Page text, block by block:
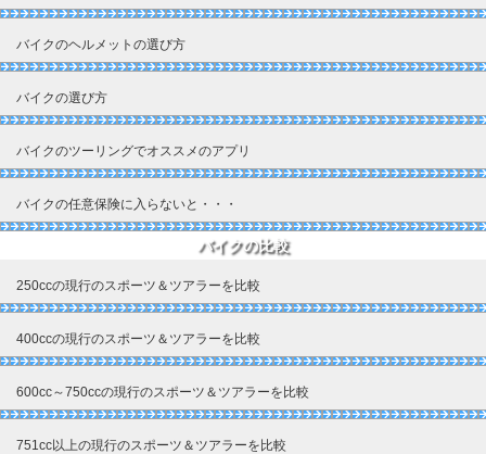
バイクのヘルメットの選び方
バイクの選び方
バイクのツーリングでオススメのアプリ
バイクの任意保険に入らないと・・・
バイクの比較
250ccの現行のスポーツ＆ツアラーを比較
400ccの現行のスポーツ＆ツアラーを比較
600cc～750ccの現行のスポーツ＆ツアラーを比較
751cc以上の現行のスポーツ＆ツアラーを比較